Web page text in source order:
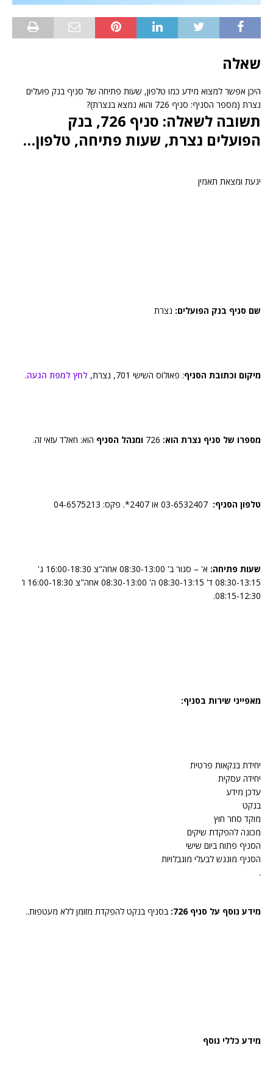
שאלה
היכן אפשר למצוא מידע כמו טלפון, שעות פתיחה של סניף בנק פועלים
נצרת (מספר הסניף: סניף 726 והוא נמצא בנצרת)?
תשובה לשאלה: סניף 726, בנק
הפועלים נצרת, שעות פתיחה, טלפון…
יגעת ומצאת תאמין
שם סניף בנק הפועלים: נצרת
מיקום וכתובת הסניף: פאולוס השישי 701, נצרת, לחץ למפת הגעה.
מספרו של סניף נצרת הוא: ומנהל הסניף הוא: חאלד עזאי זה.
טלפון הסניף:
שעות פתיחה:
א' – סגור ב' 08:30-13:00 אחה"צ 16:00-18:30 ג'
08:30-13:15 ד' 08:30-13:15 ה' 08:30-13:00 אחה"צ 16:00-18:30 ו’
08:15-12:30.
מאפייני שירות בסניף:
יחידת בנקאות פרטית
יחידה עסקית
עדכן מידע
בנקט
מוקד סחר חוץ
מכונה להפקדת שיקים
הסניף פתוח ביום שישי
הסניף מונגש לבעלי מוגבלויות
.
מידע נוסף על סניף 726: בסניף בנקט להפקדת מזומן ללא מעטפות..
מידע כללי נוסף